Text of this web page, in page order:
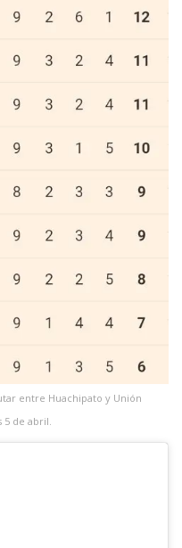
entre Huachipato y Unión
5 de abril.